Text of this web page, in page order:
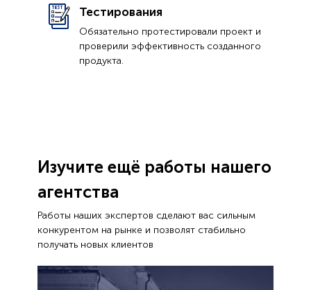
Тестирования
Обязательно протестировали проект и
проверили эффективность созданного
продукта.
Изучите ещё работы нашего
агентства
Работы наших экспертов сделают вас сильным
конкурентом на рынке и позволят стабильно
получать новых клиентов